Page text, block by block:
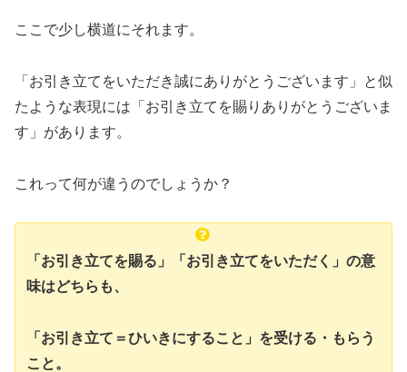
ここで少し横道にそれます。
「お引き立てをいただき誠にありがとうございます」と似
たような表現には「お引き立てを賜りありがとうございま
す」があります。
これって何が違うのでしょうか？
「お引き立てを賜る」「お引き立てをいただく」の意
味はどちらも、
「お引き立て＝ひいきにすること」を受ける・もらう
こと。